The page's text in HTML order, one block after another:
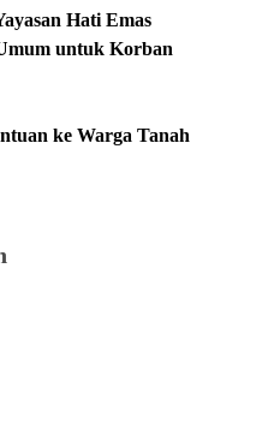
Hati Emas
untuk Korban
ke Warga Tanah